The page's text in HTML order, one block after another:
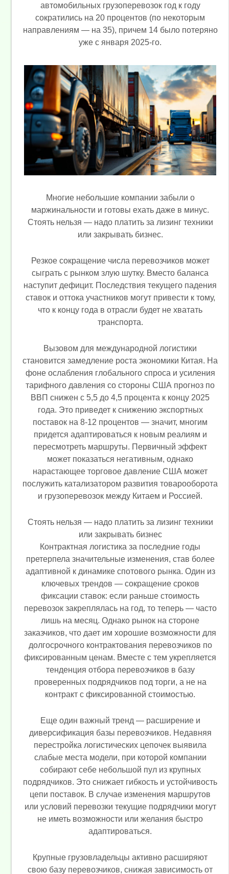
автомобильных грузоперевозок год к году
сократились на 20 процентов (по некоторым
направлениям — на 35), причем 14 было потеряно
уже с января 2025-го.
Многие небольшие компании забыли о
маржинальности и готовы ехать даже в минус.
Стоять нельзя — надо платить за лизинг техники
или закрывать бизнес.
Резкое сокращение числа перевозчиков может
сыграть с рынком злую шутку. Вместо баланса
наступит дефицит. Последствия текущего падения
ставок и оттока участников могут привести к тому,
что к концу года в отрасли будет не хватать
транспорта.
Вызовом для международной логистики
становится замедление роста экономики Китая. На
фоне ослабления глобального спроса и усиления
тарифного давления со стороны США прогноз по
ВВП снижен с 5,5 до 4,5 процента к концу 2025
года. Это приведет к снижению экспортных
поставок на 8-12 процентов — значит, многим
придется адаптироваться к новым реалиям и
пересмотреть маршруты. Первичный эффект
может показаться негативным, однако
нарастающее торговое давление США может
послужить катализатором развития товарооборота
и грузоперевозок между Китаем и Россией.
Стоять нельзя — надо платить за лизинг техники
или закрывать бизнес
Контрактная логистика за последние годы
претерпела значительные изменения, став более
адаптивной к динамике спотового рынка. Один из
ключевых трендов — сокращение сроков
фиксации ставок: если раньше стоимость
перевозок закреплялась на год, то теперь — часто
лишь на месяц. Однако рынок на стороне
заказчиков, что дает им хорошие возможности для
долгосрочного контрактования перевозчиков по
фиксированным ценам. Вместе с тем укрепляется
тенденция отбора перевозчиков в базу
проверенных подрядчиков под торги, а не на
контракт с фиксированной стоимостью.
Еще один важный тренд — расширение и
диверсификация базы перевозчиков. Недавняя
перестройка логистических цепочек выявила
слабые места модели, при которой компании
собирают себе небольшой пул из крупных
подрядчиков. Это снижает гибкость и устойчивость
цепи поставок. В случае изменения маршрутов
или условий перевозки текущие подрядчики могут
не иметь возможности или желания быстро
адаптироваться.
Крупные грузовладельцы активно расширяют
свою базу перевозчиков, снижая зависимость от